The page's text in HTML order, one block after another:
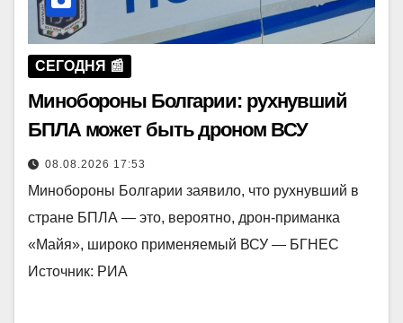
СЕГОДНЯ 📰
Минобороны Болгарии: рухнувший
БПЛА может быть дроном ВСУ
08.08.2026 17:53
Минобороны Болгарии заявило, что рухнувший в
стране БПЛА — это, вероятно, дрон-приманка
«Майя», широко применяемый ВСУ — БГНЕС
Источник: РИА